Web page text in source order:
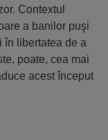
Contextul
a banilor puşi
în libertatea de a
poate, cea mai
acest început